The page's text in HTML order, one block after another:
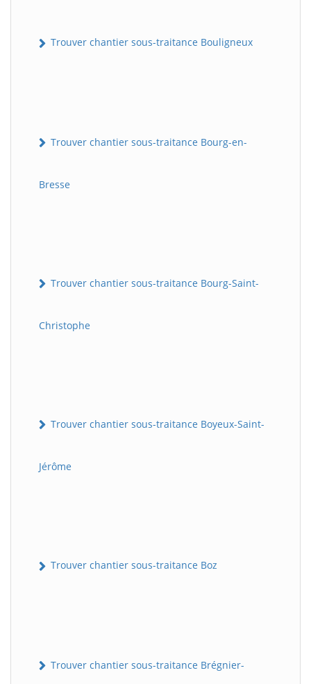
Trouver chantier sous-traitance Bouligneux
Trouver chantier sous-traitance Bourg-en-
Bresse
Trouver chantier sous-traitance Bourg-Saint-
Christophe
Trouver chantier sous-traitance Boyeux-Saint-
Jérôme
Trouver chantier sous-traitance Boz
Trouver chantier sous-traitance Brégnier-